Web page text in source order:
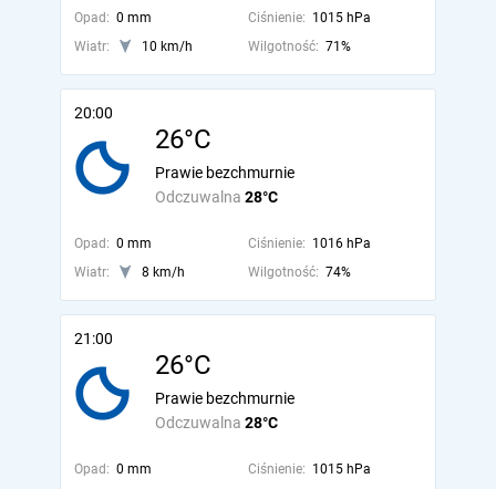
Opad: 0 mm Ciśnienie: 1015 hPa
Wiatr:
10 km/h Wilgotność: 71%
20:00
26°C
Odczuwalna 28°C
Prawie bezchmurnie
Opad: 0 mm Ciśnienie: 1016 hPa
Wiatr:
8 km/h Wilgotność: 74%
21:00
26°C
Odczuwalna 28°C
Prawie bezchmurnie
Opad: 0 mm Ciśnienie: 1015 hPa